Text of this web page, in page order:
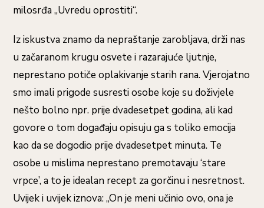
milosrđa „Uvredu oprostiti“.
Iz iskustva znamo da nepraštanje zarobljava, drži nas
u začaranom krugu osvete i razarajuće ljutnje,
neprestano potiče oplakivanje starih rana. Vjerojatno
smo imali prigode susresti osobe koje su doživjele
nešto bolno npr. prije dvadesetpet godina, ali kad
govore o tom događaju opisuju ga s toliko emocija
kao da se dogodio prije dvadesetpet minuta. Te
osobe u mislima neprestano premotavaju ‘stare
vrpce’, a to je idealan recept za gorčinu i nesretnost.
Uvijek i uvijek iznova: „On je meni učinio ovo, ona je